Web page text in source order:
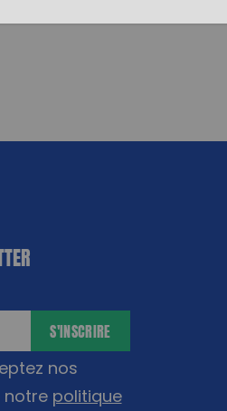
nos
notre politique
S'INSCRIRE